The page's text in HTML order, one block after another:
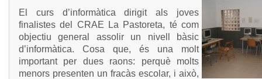
El curs d’informàtica dirigit als joves
finalistes del CRAE La Pastoreta, té com
objectiu general assolir un nivell bàsic
d’informàtica. Cosa que, és una molt
important per dues raons: perquè molts
menors presenten un fracàs escolar, i això,